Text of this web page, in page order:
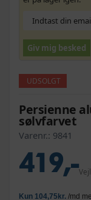
Giv mig besked
UDSOLGT
Persienne
sølvfarvet
Varenr.: 9841
419,-